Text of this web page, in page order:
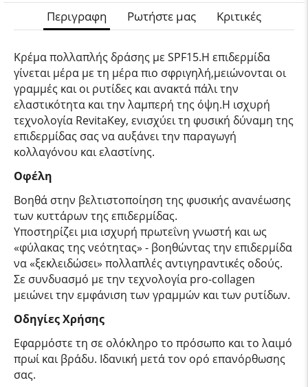
Περιγραφη Ρωτήστε μας Κριτικές
Kρέμα πολλαπλής δράσης με SPF15.Η επιδερμίδα
γίνεται μέρα με τη μέρα πιο σφριγηλή,μειώνονται οι
γραμμές και οι ρυτίδες και ανακτά πάλι την
ελαστικότητα και την λαμπερή της όψη.Η ισχυρή
τεχνολογία RevitaKey, ενισχύει τη φυσική δύναμη της
επιδερμίδας σας να αυξάνει την παραγωγή
κολλαγόνου και ελαστίνης.
Οφέλη
Βοηθά στην βελτιστοποίηση της φυσικής ανανέωσης
των κυττάρων της επιδερμίδας.
Υποστηρίζει μια ισχυρή πρωτεΐνη γνωστή και ως
«φύλακας της νεότητας» - βοηθώντας την επιδερμίδα
να «ξεκλειδώσει» πολλαπλές αντιγηραντικές οδούς.
Σε συνδυασμό με την τεχνολογία pro-collagen
μειώνει την εμφάνιση των γραμμών και των ρυτίδων.
Οδηγίες Χρήσης
Εφαρμόστε τη σε ολόκληρο το πρόσωπο και το λαιμό
πρωί και βράδυ. Ιδανική μετά τον ορό επανόρθωσης
σας.